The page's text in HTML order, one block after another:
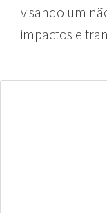
visando um
impactos e